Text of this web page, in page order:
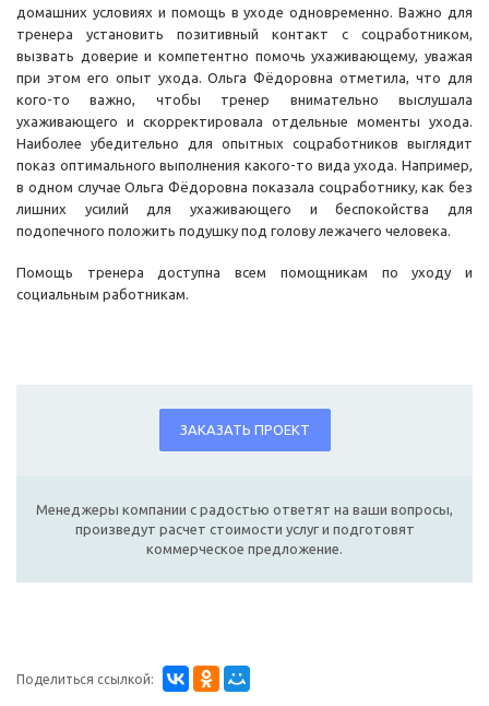
домашних условиях и помощь в уходе одновременно. Важно для
тренера установить позитивный контакт с соцработником,
вызвать доверие и компетентно помочь ухаживающему, уважая
при этом его опыт ухода. Ольга Фёдоровна отметила, что для
кого-то важно, чтобы тренер внимательно выслушала
ухаживающего и скорректировала отдельные моменты ухода.
Наиболее убедительно для опытных соцработников выглядит
показ оптимального выполнения какого-то вида ухода. Например,
в одном случае Ольга Фёдоровна показала соцработнику, как без
лишних усилий для ухаживающего и беспокойства для
подопечного положить подушку под голову лежачего человека.
Помощь тренера доступна всем помощникам по уходу и
социальным работникам.
ЗАКАЗАТЬ ПРОЕКТ
Менеджеры компании с радостью ответят на ваши вопросы,
произведут расчет стоимости услуг и подготовят
коммерческое предложение.
Поделиться ссылкой: